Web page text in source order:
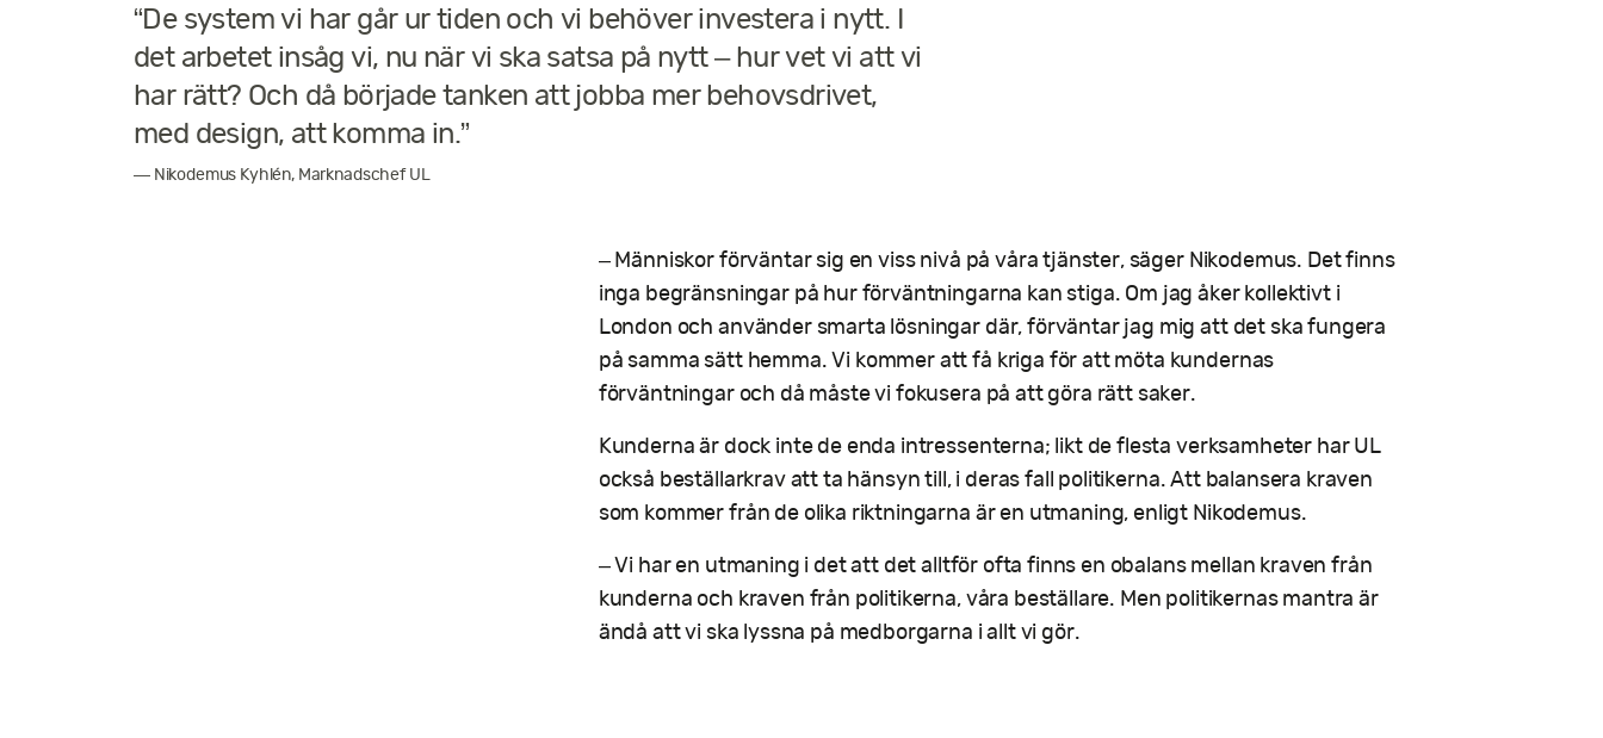
“De system vi har går ur tiden och vi behöver investera i nytt. I
det arbetet insåg vi, nu när vi ska satsa på nytt – hur vet vi att vi
har rätt? Och då började tanken att jobba mer behovsdrivet,
med design, att komma in.”
— Nikodemus Kyhlén, Marknadschef UL
– Människor förväntar sig en viss nivå på våra tjänster, säger Nikodemus. Det finns
inga begränsningar på hur förväntningarna kan stiga. Om jag åker kollektivt i
London och använder smarta lösningar där, förväntar jag mig att det ska fungera
på samma sätt hemma. Vi kommer att få kriga för att möta kundernas
förväntningar och då måste vi fokusera på att göra rätt saker.
Kunderna är dock inte de enda intressenterna; likt de flesta verksamheter har UL
också beställarkrav att ta hänsyn till, i deras fall politikerna. Att balansera kraven
som kommer från de olika riktningarna är en utmaning, enligt Nikodemus.
– Vi har en utmaning i det att det alltför ofta finns en obalans mellan kraven från
kunderna och kraven från politikerna, våra beställare. Men politikernas mantra är
ändå att vi ska lyssna på medborgarna i allt vi gör.